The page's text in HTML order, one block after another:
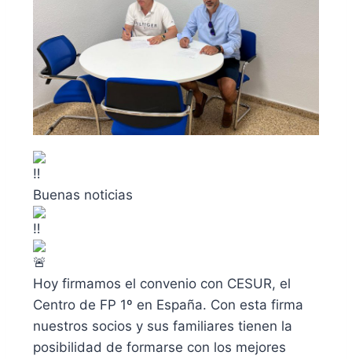
Buenas noticias
Hoy firmamos el convenio con CESUR, el
Centro de FP 1º en España. Con esta firma
nuestros socios y sus familiares tienen la
posibilidad de formarse con los mejores